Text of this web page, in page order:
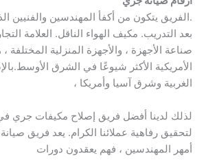
.الفريق يتكون من أكفأ المهندسين والفنيين
بعد التدريب. مكيف الهواء الناقل. العلامة
صناعة الأجهزة ، والأجهزة المنزلية المختلفة ،
الأمريكية الأكثر شيوعًا في الشرق
الغربية وشرق آسيا وأمريكا ،
لذلك لدينا أفضل فريق إصلاح مكيفات جري
لتحقيق رفاهية عملائنا الكرام. يعد فريق
أمهر المهندسين ، فهم يعقدون دورات